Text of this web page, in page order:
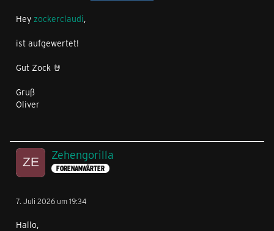
Hey zockerclaudi,
ist aufgewertet!
Gut Zock 🤘
Gruß
Oliver
Zehengorilla
FORENANWÄRTER
7. Juli 2026 um 19:34
Hallo,